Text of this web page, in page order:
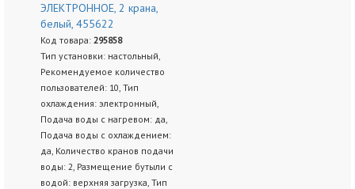
ЭЛЕКТРОННОЕ, 2 крана,
белый, 455622
Код товара: 295858
Тип установки: настольный,
Рекомендуемое количество
пользователей: 10, Тип
охлаждения: электронный,
Подача воды с нагревом: да,
Подача воды с охлаждением:
да, Количество кранов подачи
воды: 2, Размещение бутыли с
водой: верхняя загрузка, Тип